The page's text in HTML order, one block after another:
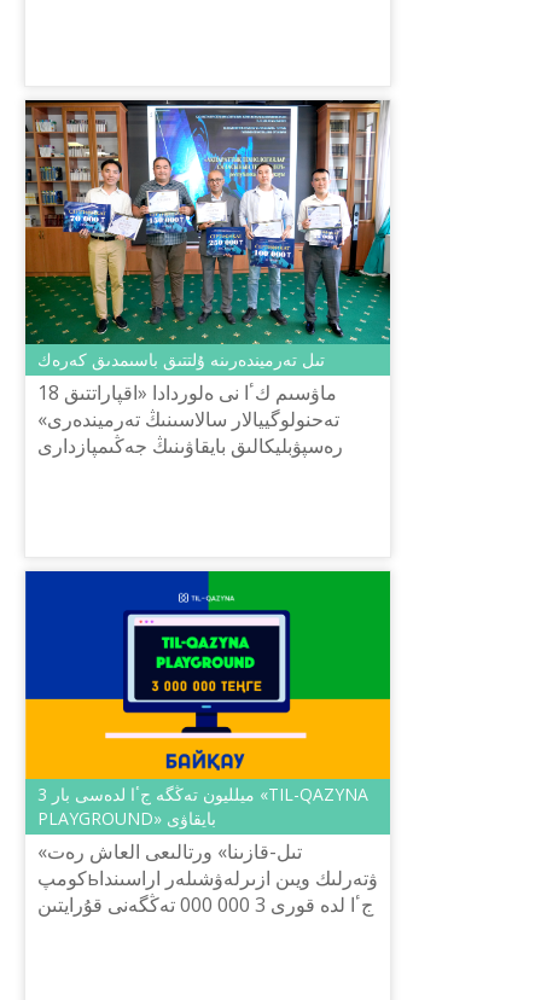
تىل تەرميندەرىنە ۇلتتىق باسىمدىق كەرەك
18 ماۋسىم كٴا نى ەلوردادا «اقپاراتتىق
تەحنولوگييالار سالاسىنىڭ تەرميندەرى»
رەسپۋبليكالىق بايقاۋىنىڭ جەڭىمپازدارى
3 ميلليون تەڭگە جٴا لدەسى بار «TIL-QAZYNA
PLAYGROUND» بايقاۋى
«تىل-قازىنا» ورتالىعى العاش رەت
كومپьۋتەرلىك ويىن ازىرلەۋشىلەر اراسىندا
جٴا لدە قورى 3 000 000 تەڭگەنى قۇرايتىن